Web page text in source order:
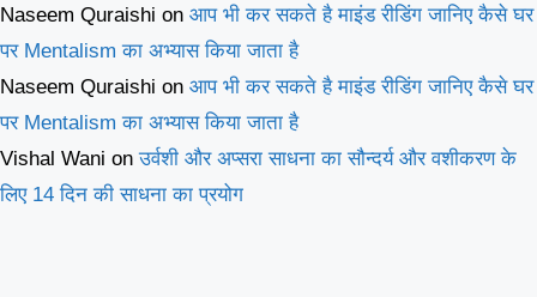
Naseem Quraishi on आप भी कर सकते है माइंड रीडिंग जानिए कैसे घर
पर Mentalism का अभ्यास किया जाता है
Naseem Quraishi on आप भी कर सकते है माइंड रीडिंग जानिए कैसे घर
पर Mentalism का अभ्यास किया जाता है
Vishal Wani onउर्वशी और अप्सरा साधना का सौन्दर्य और वशीकरण के
लिए 14 दिन की साधना का प्रयोग